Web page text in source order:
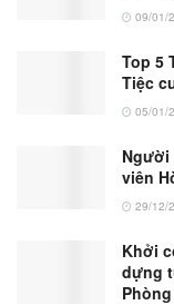
09/01/
Top 5
Tiệc
05/01/
Người
viên
29/12/
Khởi
dựng
Phòng